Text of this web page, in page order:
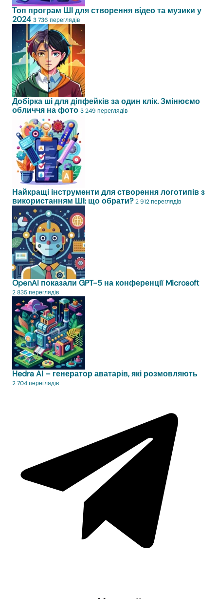
Топ програм ШІ для створення відео та музики у
2024 3 736 переглядів
Добірка ші для діпфейків за один клік. Змінюємо
обличчя на фото 3 249 переглядів
Найкращі інструменти для створення логотипів з
використанням ШІ: що обрати? 2 912 переглядів
OpenAI показали GPT-5 на конференції Microsoft
2 835 переглядів
Hedra AI – генератор аватарів, які розмовляють
2 704 переглядів